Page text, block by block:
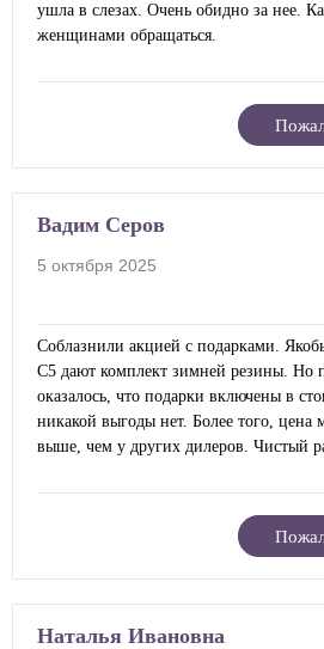
ушла в слезах. Очень обидно за нее.
женщинами обращаться.
Вадим Серов
5 октября 2025
Соблазнили акцией с подарками.
C5 дают комплект зимней резины. Но
оказалось, что подарки включены в
никакой выгоды нет. Более того, цена
выше, чем у других дилеров. Чистый
Наталья Ивановна